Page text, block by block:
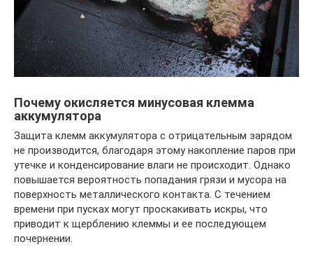
Почему окисляется минусовая клемма
аккумулятора
Защита клемм аккумулятора с отрицательным зарядом
не производится, благодаря этому накопление паров при
утечке и конденсирование влаги не происходит. Однако
повышается вероятность попадания грязи и мусора на
поверхность металлического контакта. С течением
времени при пусках могут проскакивать искры, что
приводит к щерблению клеммы и ее последующем
почернении.